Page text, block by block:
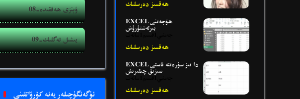
08-ۋېنزى ھەققىدە
09-يىشىل تەگلىك
ئۈگەنگۈچىلەر يەنە كۆرۋاتقىنى
ھەقسىز دەرسلىك
EXCEL ھۆجەتنى
بىرلەشتۈرۈش
ھەقسىز دەرسلىك
EXCEL دا تىز سۈرەتتە ئاستى
سىزىق چىقىرىش
ھەقسىز دەرسلىك